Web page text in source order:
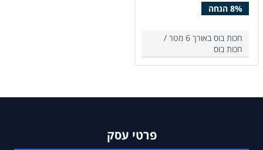
חכות בוס באורך 6 מטר /
חכות בוס
פרטי עסק